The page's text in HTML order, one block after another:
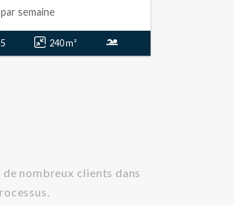
par semaine
5 240 m²
de nombreux clients dans